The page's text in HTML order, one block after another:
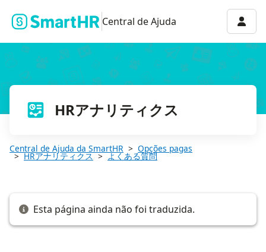
Central de Ajuda
HRアナリティクス
Central de Ajuda da SmartHR Opções pagas
HRアナリティクス よくある質問
Esta página ainda não foi traduzida.